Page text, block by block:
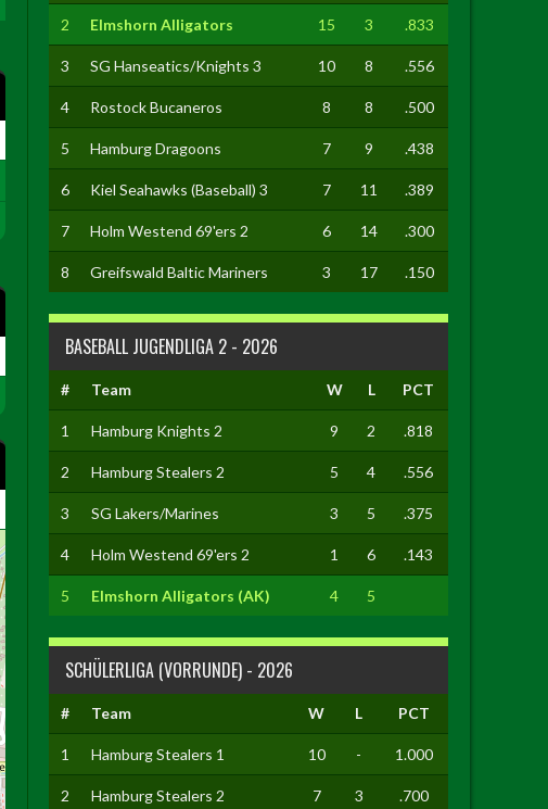
2 Elmshorn Alligators 15 3 .833
3 SG Hanseatics/Knights 3 10 8 .556
4 Rostock Bucaneros 8 8 .500
5 Hamburg Dragoons 7 9 .438
6 Kiel Seahawks (Baseball) 3 7 11 .389
7 Holm Westend 69'ers 2 6 14 .300
8 Greifswald Baltic Mariners 3 17 .150
BASEBALL JUGENDLIGA 2 - 2026
# Team W L PCT
1 Hamburg Knights 2 9 2 .818
2 Hamburg Stealers 2 5 4 .556
3 SG Lakers/Marines 3 5 .375
4 Holm Westend 69'ers 2 1 6 .143
5 Elmshorn Alligators (AK) 4 5
SCHÜLERLIGA (VORRUNDE) - 2026
# Team W L PCT
1 Hamburg Stealers 1 10 - 1.000
2 Hamburg Stealers 2 7 3 .700